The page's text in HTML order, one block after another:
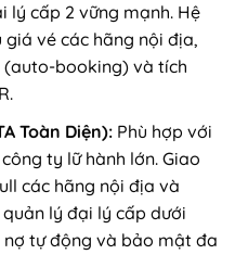
lý cấp 2 vững mạnh. Hệ
vé các hãng nội địa,
booking) và tích
Toàn Diện):Phù hợp với
ty lữ hành lớn. Giao
các hãng nội địa và
lý đại lý cấp dưới
tự động và bảo mật đa